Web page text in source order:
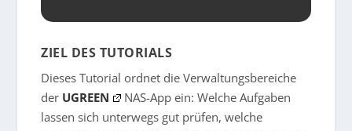
ZIEL DES TUTORIALS
Dieses Tutorial ordnet die Verwaltungsbereiche
der UGREEN
NAS-App ein: Welche Aufgaben
lassen sich unterwegs gut prüfen, welche